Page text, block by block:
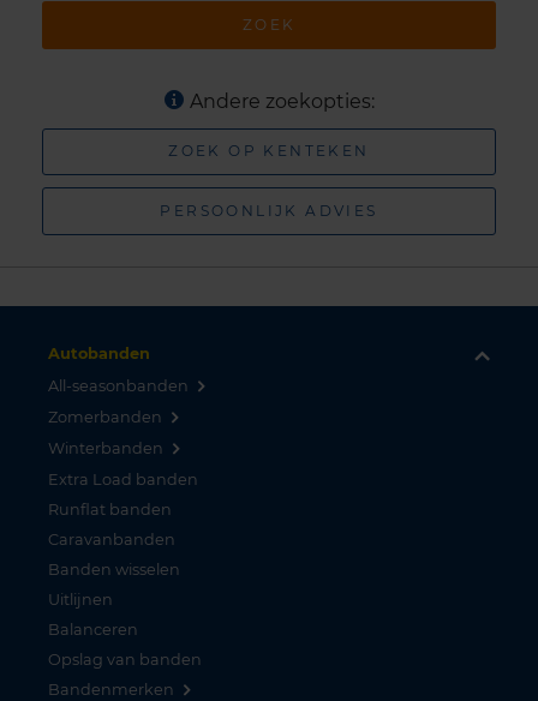
ZOEK
Andere zoekopties:
ZOEK OP KENTEKEN
PERSOONLIJK ADVIES
Autobanden
All-seasonbanden
Zomerbanden
Winterbanden
Extra Load banden
Runflat banden
Caravanbanden
Banden wisselen
Uitlijnen
Balanceren
Opslag van banden
Bandenmerken